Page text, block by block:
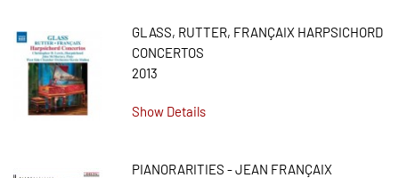
GLASS, RUTTER, FRANÇAIX HARPSICHORD
CONCERTOS
2013
Show Details
PIANORARITIES - JEAN FRANÇAIX